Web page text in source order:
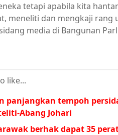
tetapi apabila kita
meneliti dan mengkaji
media di Bangunan
like...
panjangkan tempoh
Abang Johari
berhak dapat 35